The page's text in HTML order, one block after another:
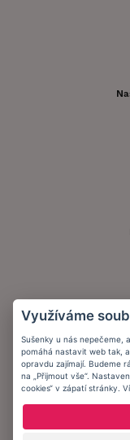
Využíváme
Sušenky u nás nepečeme,
pomáhá nastavit web tak,
opravdu zajímají. Budeme
na „Přijmout vše“.
cookies“ v zápatí stránky.